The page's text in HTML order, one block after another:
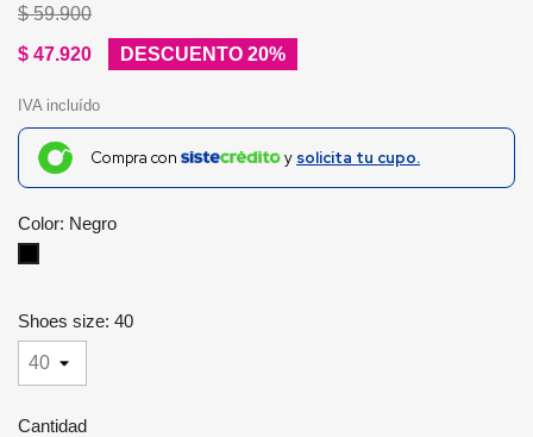
$ 59.900
$ 47.920
DESCUENTO 20%
IVA incluído
Compra con y solicita tu cupo.
Color: Negro
Shoes size: 40
Cantidad